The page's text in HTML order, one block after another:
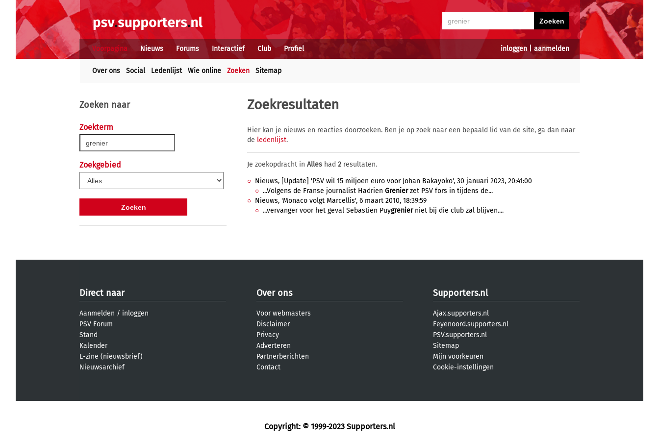
inloggen| aanmelden
Voorpagina Nieuws Forums Interactief Club Profiel
Over ons Social Ledenlijst Wie online Zoeken Sitemap
Zoeken naar
Zoekterm
Zoekgebied
Zoekresultaten
Hier kan je nieuws en reacties doorzoeken. Ben je op zoek naar een bepaald lid van de site, ga dan naar
de ledenlijst.
Je zoekopdracht in Alles had 2 resultaten.
Nieuws, [Update] 'PSV wil 15 miljoen euro voor Johan Bakayoko', 30 januari 2023, 20:41:00
...Volgens de Franse journalist Hadrien Grenierzet PSV fors in tijdens de...
Nieuws, 'Monaco volgt Marcellis', 6 maart 2010, 18:39:59
...vervanger voor het geval Sebastien Puygrenierniet bij die club zal blijven....
Direct naar
Aanmelden / inloggen
PSV Forum
Stand
Kalender
E-zine (nieuwsbrief)
Nieuwsarchief
Over ons
Voor webmasters
Disclaimer
Privacy
Adverteren
Partnerberichten
Contact
Supporters.nl
Ajax.supporters.nl
Feyenoord.supporters.nl
PSV.supporters.nl
Sitemap
Mijn voorkeuren
Cookie-instellingen
Copyright: © 1999-2023 Supporters.nl